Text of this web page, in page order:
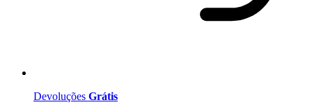
Devoluções Grátis